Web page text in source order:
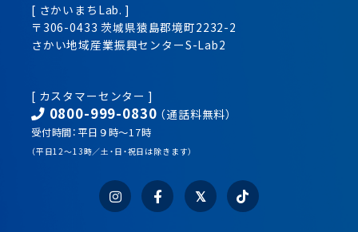
[ さかいまちLab. ]
〒306-0433 茨城県猿島郡境町2232-2
さかい地域産業振興センターS-Lab2
[ カスタマーセンター ]
0800-999-0830 （通話料無料）
受付時間：平日９時～17時
（平日12～13時／土・日・祝日は除きます）